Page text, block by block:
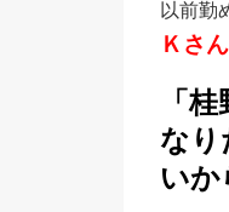
以前勤
Ｋさ
「
なり
い